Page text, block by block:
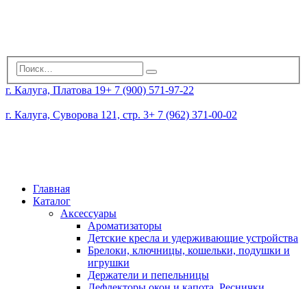
г. Калуга, Платова 19+ 7 (900) 571-97-22
г. Калуга, Суворова 121, стр. 3+ 7 (962) 371-00-02
Главная
Каталог
Аксессуары
Ароматизаторы
Детские кресла и удерживающие устройства
Брелоки, ключницы, кошельки, подушки и
игрушки
Держатели и пепельницы